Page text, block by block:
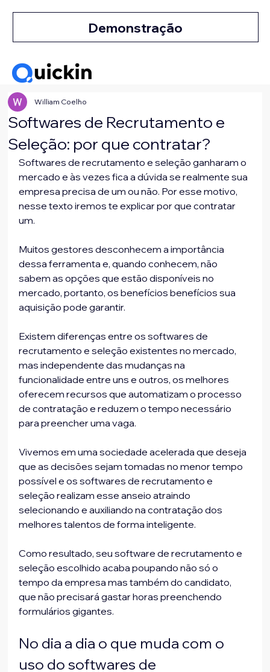
Demonstração
Softwares de Recrutamento e
Seleção: por que contratar?
William Coelho
Softwares de recrutamento e seleção ganharam o
mercado e às vezes fica a dúvida se realmente sua
empresa precisa de um ou não. Por esse motivo,
nesse texto iremos te explicar por que contratar
um.
Muitos gestores desconhecem a importância
dessa ferramenta e, quando conhecem, não
sabem as opções que estão disponíveis no
mercado, portanto, os benefícios benefícios sua
aquisição pode garantir.
Existem diferenças entre os softwares de
recrutamento e seleção existentes no mercado,
mas independente das mudanças na
funcionalidade entre uns e outros, os melhores
oferecem recursos que automatizam o processo
de contratação e reduzem o tempo necessário
para preencher uma vaga.
Vivemos em uma sociedade acelerada que deseja
que as decisões sejam tomadas no menor tempo
possível e os softwares de recrutamento e
seleção realizam esse anseio atraindo
selecionando e auxiliando na contratação dos
melhores talentos de forma inteligente.
Como resultado, seu software de recrutamento e
seleção escolhido acaba poupando não só o
tempo da empresa mas também do candidato,
que não precisará gastar horas preenchendo
formulários gigantes.
No dia a dia o que muda com o
uso do softwares de